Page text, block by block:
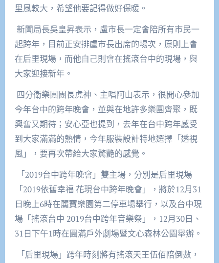
里風較大，希望他要記得做好保暖。
新聞局長吳皇昇表示，盧市長一定會陪所有市民一
起跨年，目前正安排盧市長出席的場次，原則上會
在后里現場，而他自己則會在搖滾台中的現場，與
大家迎接新年。
四分衛樂團團長虎神、主唱阿山表示，很開心參加
今年台中的跨年晚會，並與在地許多樂團齊聚，既
興奮又期待；安心亞也提到，去年在台中跨年感受
到大家滿滿的熱情，今年服裝設計特地選擇「透視
風」，要再次帶給大家驚艷的感覺。
「2019台中跨年晚會」雙主場，分別是后里現場
「2019依舊幸福 花現台中跨年晚會」，將於12月31
日晚上6時在麗寶樂園第二停車場舉行，以及台中現
場「搖滾台中 2019台中跨年音樂祭」， 12月30日、
31 日下午1時在圓滿戶外劇場暨文心森林公園舉辦。
「后里現場」跨年時刻將有搖滾天王伍佰陪倒數，